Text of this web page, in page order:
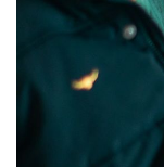
disegno del
, che
invece ha
appartenenza
,
ali spiegate, una